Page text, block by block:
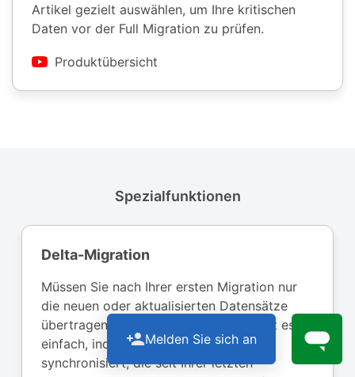
Artikel gezielt auswählen, um Ihre kritischen
Daten vor der Full Migration zu prüfen.
Produktübersicht
Spezialfunktionen
Delta-Migration
Müssen Sie nach Ihrer ersten Migration nur
die neuen oder aktualisierten Datensätze
übertragen? Die Delta-Migration macht es
einfach, indem sie nur die Änderungen
synchronisiert, die seit Ihrer letzten
Melden Sie sich an